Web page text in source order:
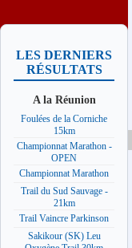
LES DERNIERS
RÉSULTATS
A la Réunion
Foulées de la Corniche
15km
Championnat Marathon -
OPEN
Championnat Marathon
Trail du Sud Sauvage -
21km
Trail Vaincre Parkinson
Sakikour (SK) Leu